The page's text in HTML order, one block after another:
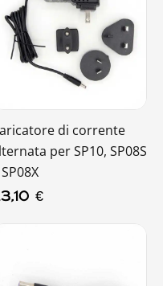
di corrente
per SP10, SP08S
€